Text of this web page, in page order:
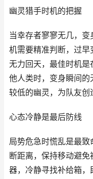
幽灵猎手时机的把握
当幸存者寥寥无几，
机需要精准判断，过早
无力回天，最佳时机
他人类时，变身瞬间
较低的幽灵，为队友创
心态冷静是最后防线
局势危急时慌乱是最致
断距离，保持移动避
器，冷静寻找补给箱，